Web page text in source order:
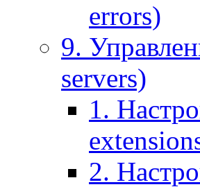
errors)
9.
servers)
1.
2.